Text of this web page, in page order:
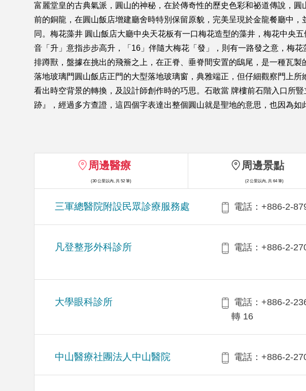
富麗堂皇的古典氣派，圓山的神秘，在於傳奇性的歷史色彩和祕道傳說，
前的銅龍，在圓山飯店增建廳舍時特別保留原貌，完美呈現於金龍餐廳中
同。梅花藻井 圓山飯店大廳中央天花板有一口梅花造型的藻井，梅花中央
音「升」意指步步高升，「16」伴隨大梅花「發」，則有一路發之意，梅
排蹲獸，盤據在挑出的飛簷之上，在正脊、垂脊間安置的鴟尾，是一種瓦
落地玻璃門圓山飯店正門的大型落地玻璃窗，典雅端正，但仔細觀察門上
看出時空背景的轉換，及設計師創作時的巧思。石敢當 牌樓前石階入口所
跡』，經過多方查證，這四個字表達出整個圓山就是聖地的意思，也因為如
周邊醫療
(30 公里以內, 共 52 筆)
三軍總醫院附設民眾診療服務處 電話：+886-2-
凡登整形外科診所 電話：+886-2-
大學眼科診所
電話：+886-2-
轉 16
中山醫療社團法人中山醫院 電話：+886-2-
周邊景點
(2 公里以內, 共 64 筆)